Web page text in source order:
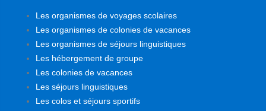
Les organismes de voyages scolaires
Les organismes de colonies de vacances
Les organismes de séjours linguistiques
Les hébergement de groupe
Les colonies de vacances
Les séjours linguistiques
Les colos et séjours sportifs